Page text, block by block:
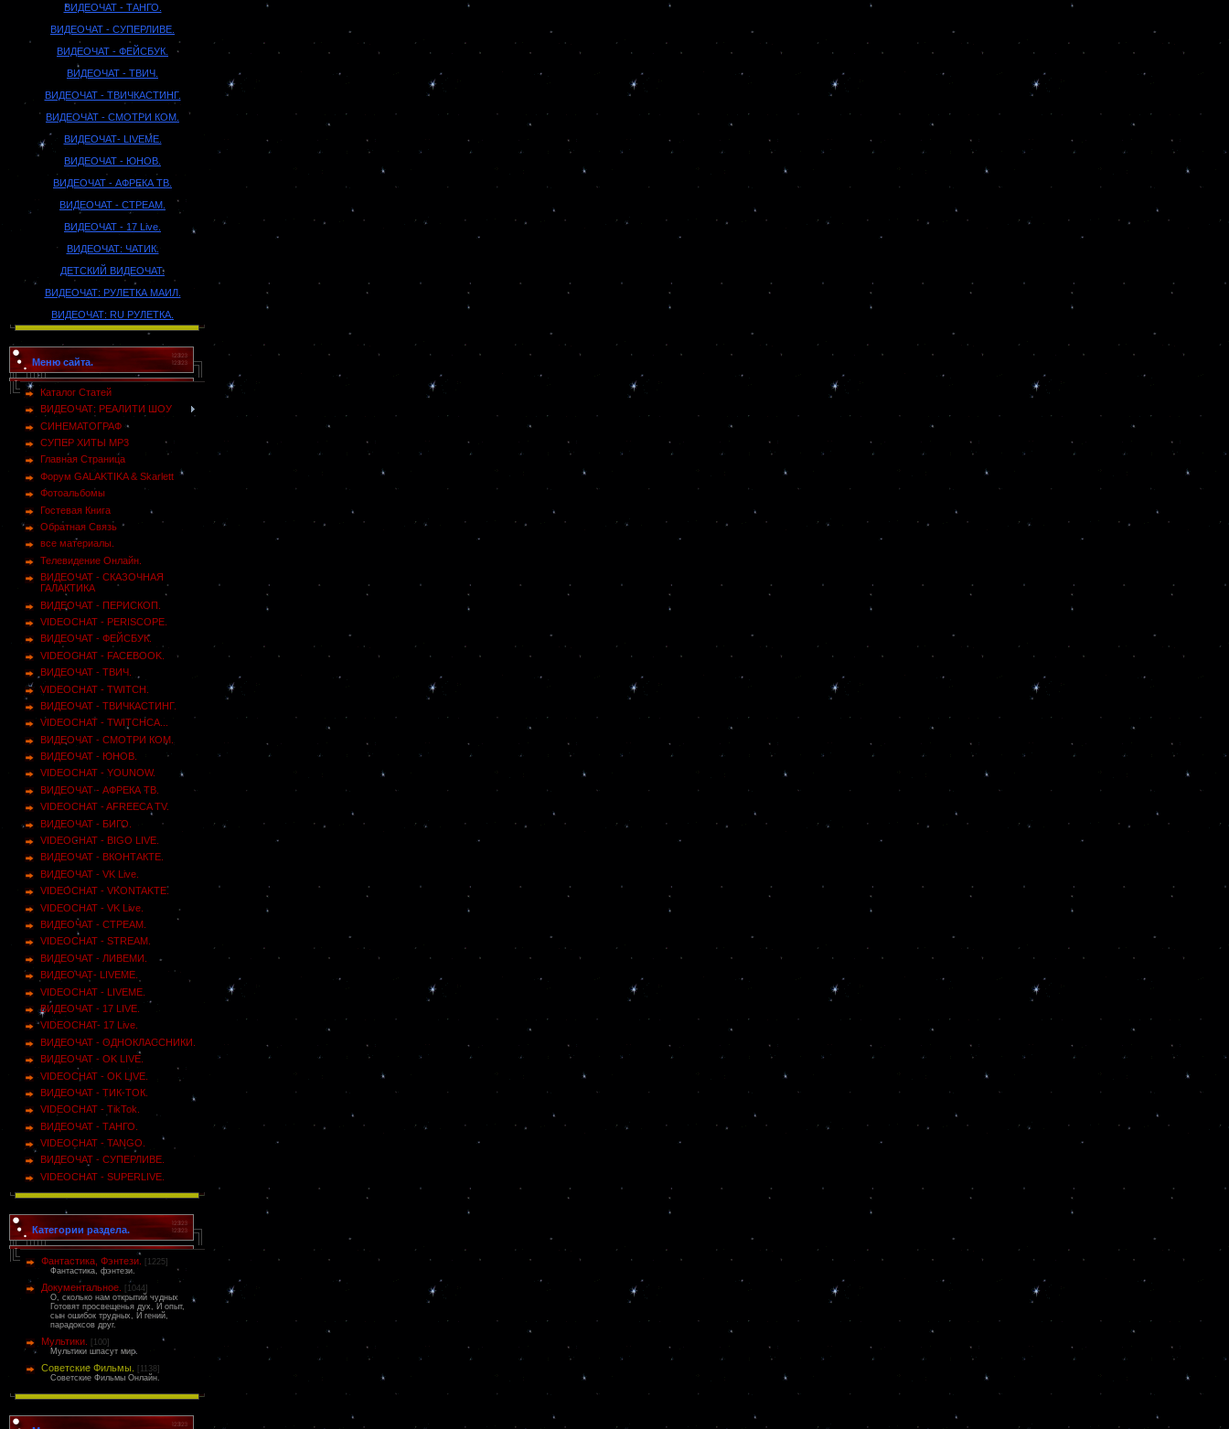
ВИДЕОЧАТ - ТАНГО.
ВИДЕОЧАТ - СУПЕРЛИВЕ.
ВИДЕОЧАТ - ФЕЙСБУК.
ВИДЕОЧАТ - ТВИЧ.
ВИДЕОЧАТ - ТВИЧКАСТИНГ.
ВИДЕОЧАТ - СМОТРИ КОМ.
ВИДЕОЧАТ- LIVEME.
ВИДЕОЧАТ - ЮНОВ.
ВИДЕОЧАТ - АФРЕКА ТВ.
ВИДЕОЧАТ - СТРЕАМ.
ВИДЕОЧАТ - 17 Live.
ВИДЕОЧАТ: ЧАТИК.
ДЕТСКИЙ ВИДЕОЧАТ.
ВИДЕОЧАТ: РУЛЕТКА МАИЛ.
ВИДЕОЧАТ: RU РУЛЕТКА.
Меню сайта.
Каталог Статей
ВИДЕОЧАТ: РЕАЛИТИ ШОУ
СИНЕМАТОГРАФ
СУПЕР ХИТЫ MP3
Главная Страница
Форум GALAKTIKA & Skarlett
Фотоальбомы
Гостевая Книга
Обратная Связь
все материалы.
Телевидение Онлайн.
ВИДЕОЧАТ - СКАЗОЧНАЯ
ГАЛАКТИКА
ВИДЕОЧАТ - ПЕРИСКОП.
VIDEOCHAT - PERISCOPE.
ВИДЕОЧАТ - ФЕЙСБУК.
VIDEOCHAT - FACEBOOK.
ВИДЕОЧАТ - ТВИЧ.
VIDEOCHAT - TWITCH.
ВИДЕОЧАТ - ТВИЧКАСТИНГ.
VIDEOCHAT - TWITCHCA...
ВИДЕОЧАТ - СМОТРИ КОМ.
ВИДЕОЧАТ - ЮНОВ.
VIDEOCHAT - YOUNOW.
ВИДЕОЧАТ - АФРЕКА ТВ.
VIDEOCHAT - AFREECA TV.
ВИДЕОЧАТ - БИГО.
VIDEOCHAT - BIGO LIVE.
ВИДЕОЧАТ - ВКОНТАКТЕ.
ВИДЕОЧАТ - VK Live.
VIDEOCHAT - VKONTAKTE.
VIDEOCHAT - VK Live.
ВИДЕОЧАТ - СТРЕАМ.
VIDEOCHAT - STREAM.
ВИДЕОЧАТ - ЛИВЕМИ.
ВИДЕОЧАТ- LIVEME.
VIDEOCHAT - LIVEME.
ВИДЕОЧАТ - 17 LIVE.
VIDEOCHAT- 17 Live.
ВИДЕОЧАТ - ОДНОКЛАССНИКИ.
ВИДЕОЧАТ - OK LIVE.
VIDEOCHAT - OK LIVE.
ВИДЕОЧАТ - ТИК-ТОК.
VIDEOCHAT - TikTok.
ВИДЕОЧАТ - ТАНГО.
VIDEOCHAT - TANGO.
ВИДЕОЧАТ - СУПЕРЛИВЕ.
VIDEOCHAT - SUPERLIVE.
Категории раздела.
Фантастика, Фэнтези.
[1225]
Фантастика, фэнтези.
Документальное.
[1044]
О, сколько нам открытий чудных
Готовят просвещенья дух, И опыт,
сын ошибок трудных, И гений,
парадоксов друг.
Мультики.
[100]
Мультики шпасут мир.
Советские Фильмы.
[1138]
Советские Фильмы Онлайн.